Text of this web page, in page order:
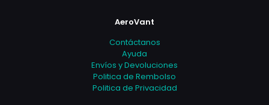
AeroVant
Contáctanos
Ayuda
Envíos y Devoluciones
Politica de Rembolso
Politica de Privacidad